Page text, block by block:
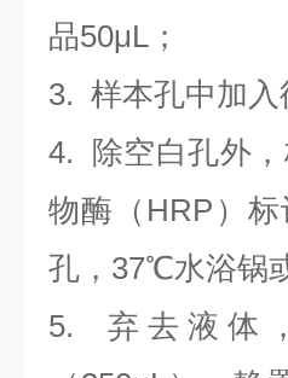
品50μL；
3. 样本孔中加 入
4.
除空白孔外
物酶（HRP）
孔，37℃水浴锅
5. 弃去液体